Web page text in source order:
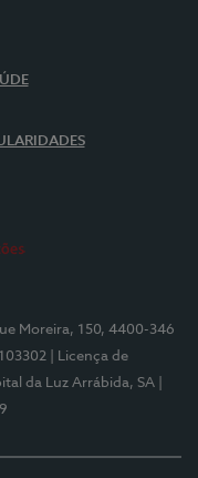
Moreira, 150, 4400-346
| Licença de
da Luz Arrábida, SA